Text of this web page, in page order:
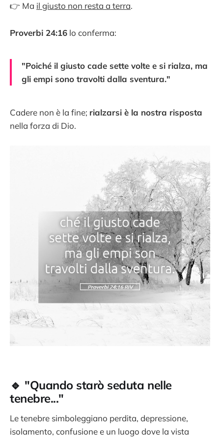
👉 Ma il giusto non resta a terra.
Proverbi 24:16 lo conferma:
"Poiché il giusto cade sette volte e si rialza, ma
gli empi sono travolti dalla sventura."
Cadere non è la fine; rialzarsi è la nostra risposta
nella forza di Dio.
🔹 "Quando starò seduta nelle
tenebre..."
Le tenebre simboleggiano perdita, depressione,
isolamento, confusione e un luogo dove la vista